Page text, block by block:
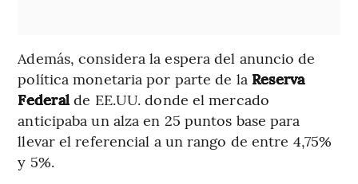
Además, considera la espera del anuncio de
política monetaria por parte de la Reserva
Federalde EE.UU. donde el mercado
anticipaba un alza en 25 puntos base para
llevar el referencial a un rango de entre 4,75%
y 5%.